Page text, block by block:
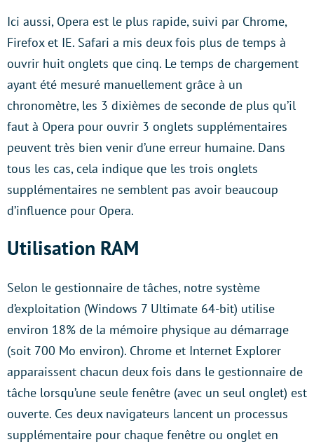
Ici aussi, Opera est le plus rapide, suivi par Chrome,
Firefox et IE. Safari a mis deux fois plus de temps à
ouvrir huit onglets que cinq. Le temps de chargement
ayant été mesuré manuellement grâce à un
chronomètre, les 3 dixièmes de seconde de plus qu’il
faut à Opera pour ouvrir 3 onglets supplémentaires
peuvent très bien venir d’une erreur humaine. Dans
tous les cas, cela indique que les trois onglets
supplémentaires ne semblent pas avoir beaucoup
d’influence pour Opera.
Utilisation RAM
Selon le gestionnaire de tâches, notre système
d’exploitation (Windows 7 Ultimate 64-bit) utilise
environ 18% de la mémoire physique au démarrage
(soit 700 Mo environ). Chrome et Internet Explorer
apparaissent chacun deux fois dans le gestionnaire de
tâche lorsqu’une seule fenêtre (avec un seul onglet) est
ouverte. Ces deux navigateurs lancent un processus
supplémentaire pour chaque fenêtre ou onglet en